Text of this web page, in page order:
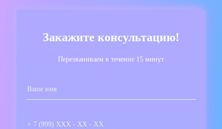
Закажите консультацию!
Перезваниваем в течение 15 минут